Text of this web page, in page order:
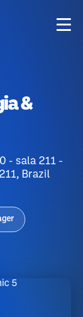
&
- sala 211 -
Brazil